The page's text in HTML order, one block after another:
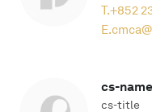
T.+852
E.
cs-name
cs-title